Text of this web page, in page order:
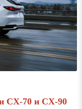
CX-70 и CX-90